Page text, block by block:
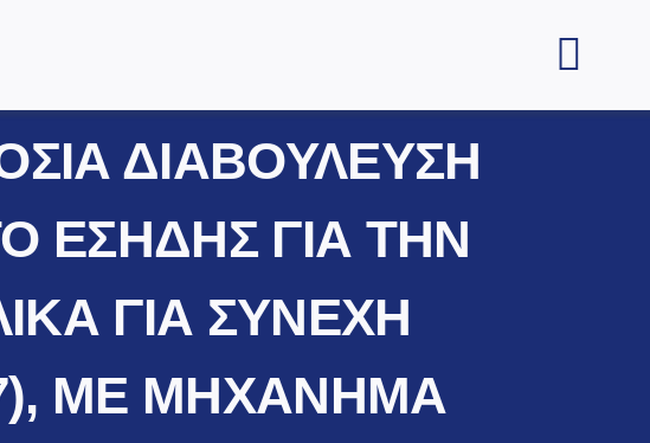
ΔΙΑΒΟΥΛΕΥΣΗ
ΕΣΗΔΗΣ ΓΙΑ THN
ΓΙΑ ΣΥΝΕΧΗ
7), ΜΕ ΜΗΧΑΝΗΜΑ